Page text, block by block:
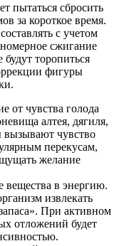
пытаться сбросить
за короткое время.
с учетом
сжигание
торопиться
фигуры
от чувства голода
алтея, дягиля,
вызывают чувство
перекусам,
желание
в энергию.
извлекать
При активном
отложений будет